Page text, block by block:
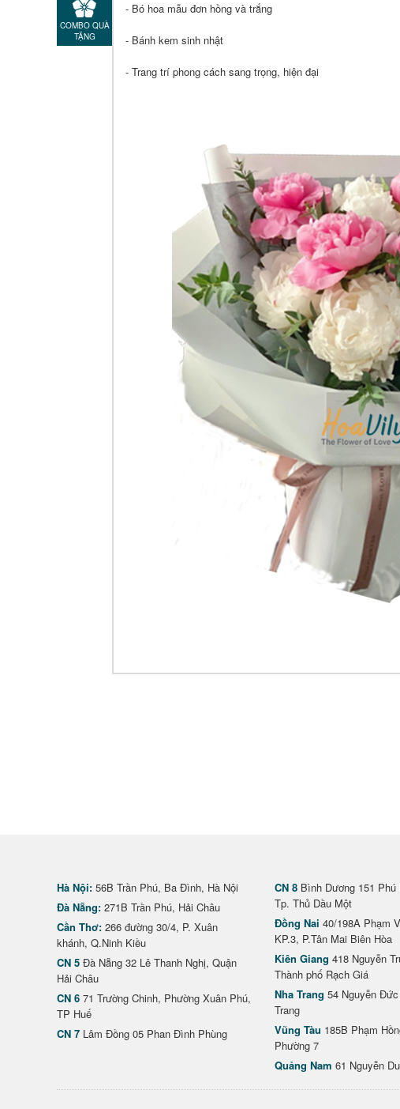
COMBO QUÀ
TẶNG
- Bó hoa mẫu đơn hồng và trắng
- Bánh kem sinh nhật
- Trang trí phong cách sang trọng, hiện đại
Hà Nội: 56B Trần Phú, Ba Đình, Hà Nội
Đà Nẵng: 271B Trần Phú, Hải Châu
Cần Thơ: 266 đường 30/4, P. Xuân
khánh, Q.Ninh Kiều
CN 5 Đà Nẵng 32 Lê Thanh Nghị, Quận
Hải Châu
CN 6 71 Trường Chinh, Phường Xuân Phú,
TP Huế
CN 7 Lâm Đồng 05 Phan Đình Phùng
CN 8 Bình Dương 151 Phú
Tp. Thủ Dầu Một
Đồng Nai 40/198A Phạm
KP.3, P.Tân Mai Biên Hòa
Kiên Giang 418 Nguyễn
Thành phố Rạch Giá
Nha Trang 54 Nguyễn
Trang
Vũng Tàu 185B Phạm
Phường 7
Quảng Nam 61 Nguyễn